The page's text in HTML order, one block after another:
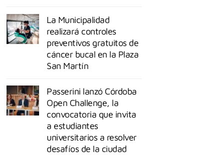
La Municipalidad
realizará controles
preventivos gratuitos de
cáncer bucal en la Plaza
San Martín
Passerini lanzó Córdoba
Open Challenge, la
convocatoria que invita
a estudiantes
universitarios a resolver
desafíos de la ciudad